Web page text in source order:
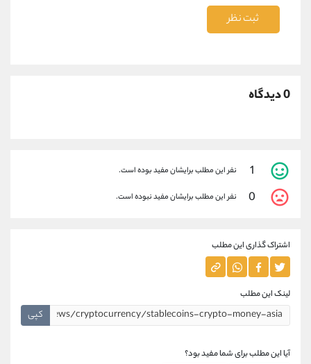
ثبت نظر
0 دیدگاه
1 نفر این مطلب برایشان مفید بوده است.
0 نفر این مطلب برایشان مفید نبوده است.
اشتراک گذاری این مطلب
لینک این مطلب
کپی
آیا این مطلب برای شما مفید بود؟